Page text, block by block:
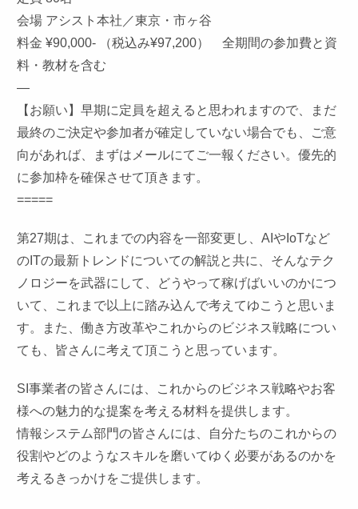
会場 アシスト本社／東京・市ヶ谷
料金 ¥90,000- （税込み¥97,200） 全期間の参加費と資
料・教材を含む
—
【お願い】早期に定員を超えると思われますので、まだ
最終のご決定や参加者が確定していない場合でも、ご意
向があれば、まずはメールにてご一報ください。優先的
に参加枠を確保させて頂きます。
=====
第27期は、これまでの内容を一部変更し、AIやIoTなど
のITの最新トレンドについての解説と共に、そんなテク
ノロジーを武器にして、どうやって稼げばいいのかにつ
いて、これまで以上に踏み込んで考えてゆこうと思いま
す。また、働き方改革やこれからのビジネス戦略につい
ても、皆さんに考えて頂こうと思っています。
SI事業者の皆さんには、これからのビジネス戦略やお客
様への魅力的な提案を考える材料を提供します。
情報システム部門の皆さんには、自分たちのこれからの
役割やどのようなスキルを磨いてゆく必要があるのかを
考えるきっかけをご提供します。